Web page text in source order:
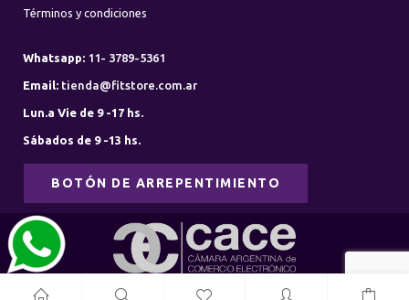
Términos y condiciones
Whatsapp: 11- 3789-5361
Email: tienda@fitstore.com.ar
Lun.a Vie de 9 -17 hs.
Sábados de 9 -13 hs.
BOTÓN DE ARREPENTIMIENTO